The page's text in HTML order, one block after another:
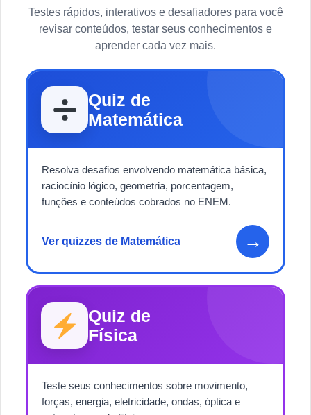
Testes rápidos, interativos e desafiadores para você
revisar conteúdos, testar seus conhecimentos e
aprender cada vez mais.
Quiz de
Matemática
Resolva desafios envolvendo matemática básica,
raciocínio lógico, geometria, porcentagem,
funções e conteúdos cobrados no ENEM.
Ver quizzes de Matemática →
Quiz de
Física
Teste seus conhecimentos sobre movimento,
forças, energia, eletricidade, ondas, óptica e